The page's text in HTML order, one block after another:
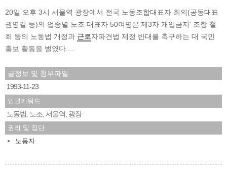
20일 오후 3시 서울역 광장에서 전국 노동조합대표자 회의(공동대표
권영길 등)의 업종별 노조 대표자 50여명은‘제3자 개입금지’ 조항 철
회 등의 노동법 개정과 근로자파견법 제정 반대를 촉구하는 대 국민
홍보 활동을 벌였다....
글정보 및 첨부파일
1993-11-23
인권키워드
노동법 노조 서울역 광장
권리 및 집단
노동자